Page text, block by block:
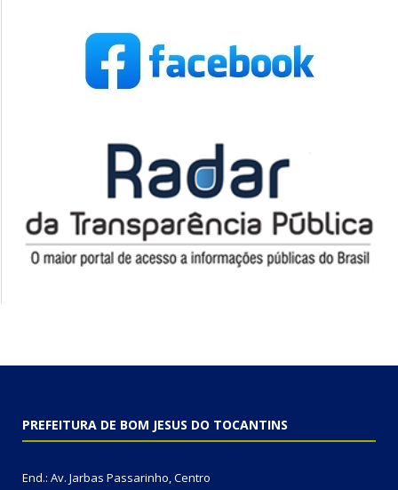
PREFEITURA DE BOM JESUS DO TOCANTINS
End.: Av. Jarbas Passarinho, Centro